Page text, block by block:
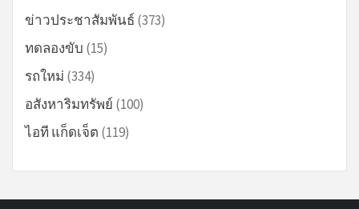
ข่าวประชาสัมพันธ์ (373)
ทดลองขับ (15)
รถใหม่ (334)
อสังหาริมทรัพย์ (100)
ไอที แก็ดเจ็ต (119)